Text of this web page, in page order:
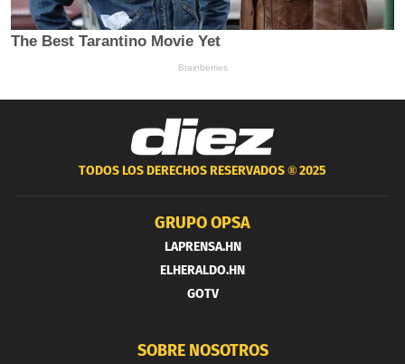
TODOS LOS DERECHOS RESERVADOS ®2025
GRUPO OPSA
LAPRENSA.HN
ELHERALDO.HN
GOTV
SOBRE NOSOTROS